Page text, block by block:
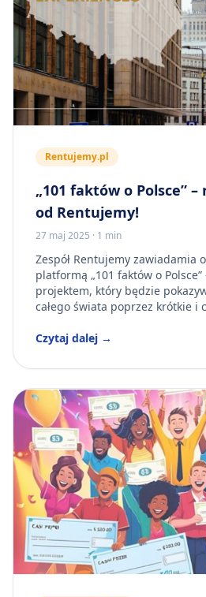
Rentujemy.pl
„101 faktów o Polsce”
od Rentujemy!
27 maj 2025 · 1 min
Zespół Rentujemy zawiadamia
platformą „101 faktów o
projektem, który będzie
całego świata poprzez krótkie i
Czytaj dalej →